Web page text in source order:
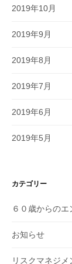
2019年10月
2019年9月
2019年8月
2019年7月
2019年6月
2019年5月
カテゴリー
６０歳からのエ
お知らせ
リスクマネジメ